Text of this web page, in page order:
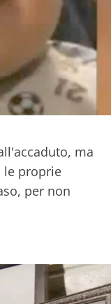
ma
le proprie
per non